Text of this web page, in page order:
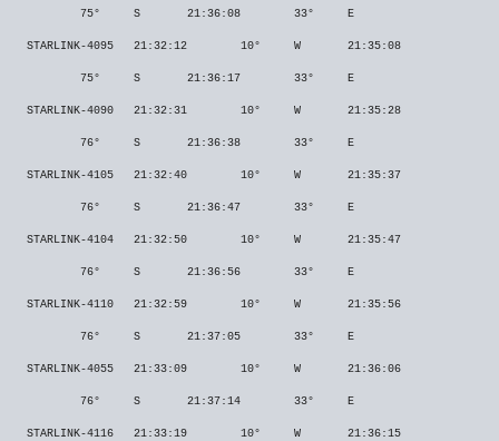
75° S 21:36:08 33° E
STARLINK-4095 21:32:12 10° W 21:35:08
75° S 21:36:17 33° E
STARLINK-4090 21:32:31 10° W 21:35:28
76° S 21:36:38 33° E
STARLINK-4105 21:32:40 10° W 21:35:37
76° S 21:36:47 33° E
STARLINK-4104 21:32:50 10° W 21:35:47
76° S 21:36:56 33° E
STARLINK-4110 21:32:59 10° W 21:35:56
76° S 21:37:05 33° E
STARLINK-4055 21:33:09 10° W 21:36:06
76° S 21:37:14 33° E
STARLINK-4116 21:33:19 10° W 21:36:15